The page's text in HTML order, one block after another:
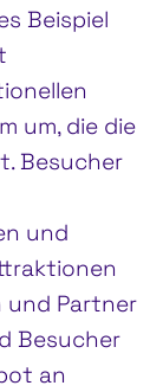
Beispiel
um, die die
Besucher
und
und Partner
Besucher
an